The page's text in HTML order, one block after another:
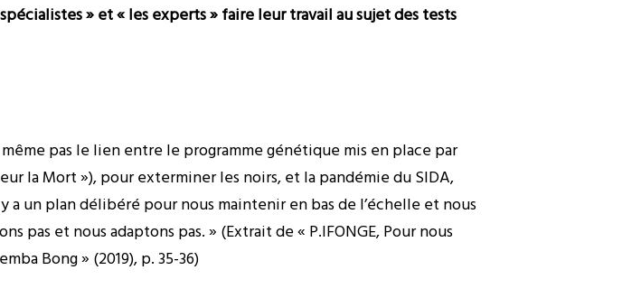
» et « les experts » faire leur travail au sujet des tests
pas le lien entre le programme génétique mis en place par
la Mort »), pour exterminer les noirs, et la pandémie du SIDA,
un plan délibéré pour nous maintenir en bas de l’échelle et nous
pas et nous adaptons pas. » (Extrait de « P.IFONGE, Pour nous
Bong » (2019), p. 35-36)